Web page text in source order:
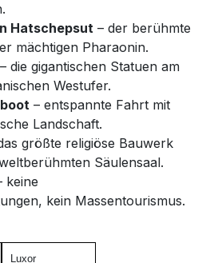
Hatschepsut – der berühmte
mächtigen Pharaonin.
– die gigantischen Statuen am
Westufer.
– entspannte Fahrt mit
Landschaft.
größte religiöse Bauwerk
Säulensaal.
keine
kein Massentourismus.
Luxor